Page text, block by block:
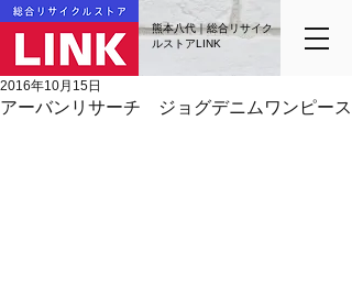
熊本八代｜総合リサイク
ルストアLINK
アーバンリサーチ ジョグデニムワンピース
2016年10月15日